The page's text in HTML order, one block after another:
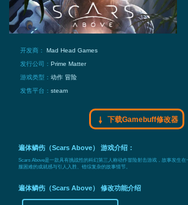
开发商： Mad Head Games
发行公司： Prime Matter
游戏类型： 动作冒险
发售平台： steam
下载Gamebuff修改器
遍体鳞伤（Scars Above） 游戏介绍：
Scars Above是一款具有挑战性的科幻第三人称动作冒险射击游戏，故事发生
服困难的成就感与引人入胜、错综复杂的故事情节。
遍体鳞伤（Scars Above） 修改功能介绍